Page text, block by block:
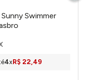
Swimmer
4xR$ 22,49